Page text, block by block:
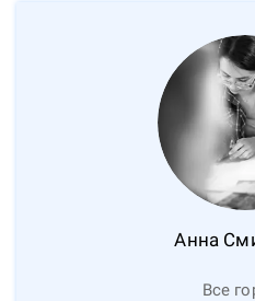
Анна
Все